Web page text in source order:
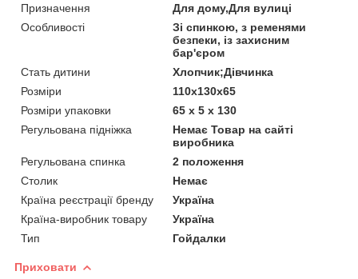
Призначення
Для дому,Для вулиці
Особливості
Зі спинкою, з ременями
безпеки, із захисним
бар'єром
Стать дитини
Хлопчик;Дівчинка
Розміри
110x130x65
Розміри упаковки
65 х 5 х 130
Регульована підніжка
Немає Товар на сайті
виробника
Регульована спинка
2 положення
Столик
Немає
Країна реєстрації бренду
Україна
Країна-виробник товару
Україна
Тип
Гойдалки
Приховати